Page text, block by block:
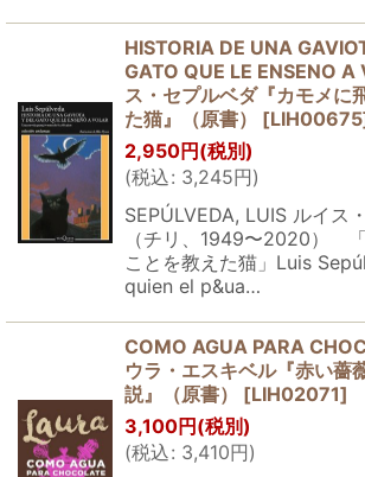
HISTORIA DE UNA
GATO QUE LE ENSENO A
ス・セプルベダ『カモメに
た猫』（原書）
[LIH00675
2,950円 (税別)
(税込: 3,245円)
SEPÚLVEDA, LUIS ルイス
（チリ、1949〜2020）
ことを教えた猫」Luis
quien el p&ua…
COMO AGUA PARA
ウラ・エスキベル『赤い薔
説』（原書）
[LIH02071]
3,100円 (税別)
(税込: 3,410円)